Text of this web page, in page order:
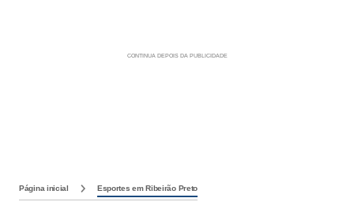
Página inicial Esportes em Ribeirão Preto